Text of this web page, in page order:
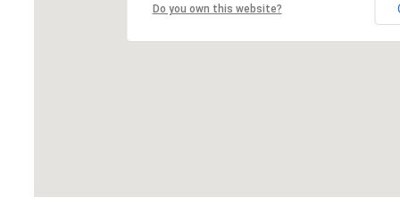
Do you own this website?